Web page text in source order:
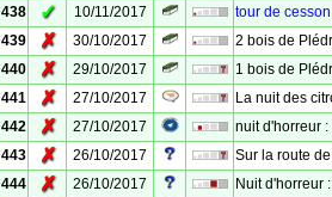
438
✓ 10/11/2017
tour de cesson
439
✗ 30/10/2017
2 bois de
440
✗ 29/10/2017
1 bois de
441
✗ 27/10/2017
La nuit des
442
✗ 27/10/2017
nuit d'horreur
443
✗ 26/10/2017
Sur la route
444
✗ 26/10/2017
Nuit d'horreur